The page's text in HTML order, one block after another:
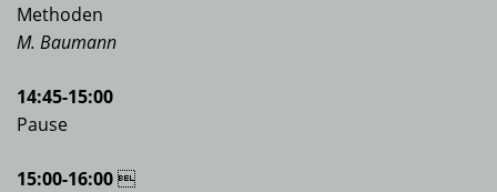
Methoden
M. Baumann
14:45-15:00
Pause
15:00-16:00